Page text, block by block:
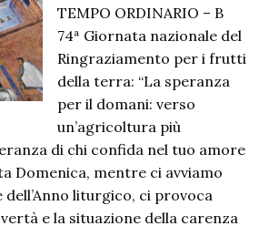
TEMPO ORDINARIO – B
74ª Giornata nazionale del
Ringraziamento per i frutti
della terra: “La speranza
per il domani: verso
un’agricoltura più
di chi confida nel tuo amore
Domenica, mentre ci avviamo
liturgico, ci provoca
e la situazione della carenza